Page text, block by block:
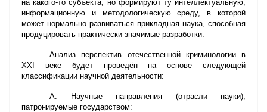
на какого-то субъекта, но формируют ту интеллектуальную,
информационную и методологическую среду, в которой
может нормально развиваться прикладная наука, способная
продуцировать практически значимые разработки.
Анализ перспектив отечественной криминологии в
ХХ
веке будет проведён на основе следующей
классификации научной деятельности:
А. Научные направления (отрасли науки),
патронируемые государством: